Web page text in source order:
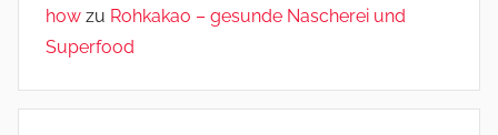
how zu Rohkakao – gesunde Nascherei und
Superfood